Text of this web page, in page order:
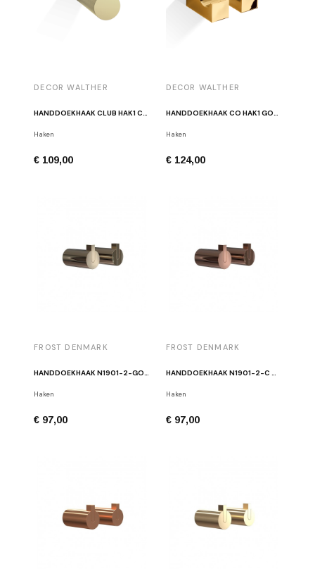
DECOR WALTHER
HANDDOEKHAAK CLUB HAK1 CLUB GEPOLIJST GOUD
Haken
€ 109,00
DECOR WALTHER
HANDDOEKHAAK CO HAK1 GOUD (PAAR)
Haken
€ 124,00
FROST DENMARK
HANDDOEKHAAK N1901-2-GO GEPOLIJST GOUD (PAAR)
Haken
€ 97,00
FROST DENMARK
HANDDOEKHAAK N1901-2-C GEPOLIJST KOPER (PAAR)
Haken
€ 97,00